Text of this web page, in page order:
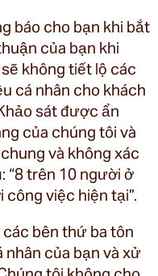
báo cho bạn khi bắt
của bạn khi
không tiết lộ các
cá nhân cho khách
sát được ẩn
của chúng tôi và
và không xác
“8 trên 10 người ở
việc hiện tại”.
bên thứ ba tôn
của bạn và xử